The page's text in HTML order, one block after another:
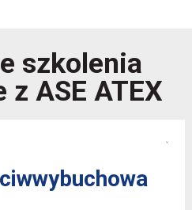
szkolenia
ASE ATEX